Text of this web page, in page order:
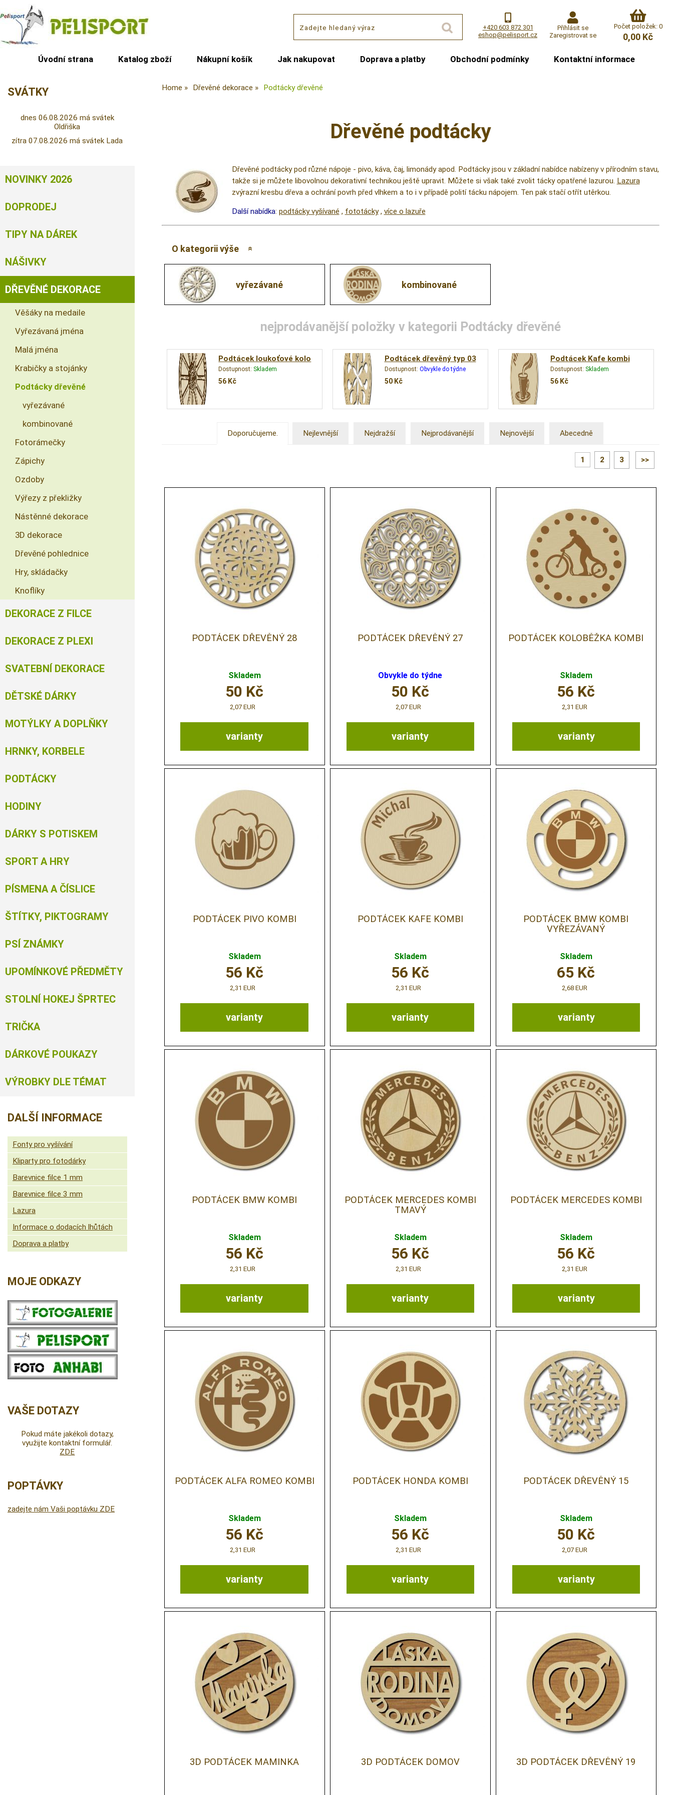
+420 603 872 301
eshop@pelisport.cz
Přihlásit se
Zaregistrovat se
Počet položek: 0
0,00 Kč
Úvodní strana Katalog zboží Nákupní košík Jak nakupovat Doprava a platby Obchodní podmínky Kontaktní informace
Home Dřevěné dekorace Podtácky dřevěné
Dřevěné podtácky
Dřevěné podtácky pod různé nápoje - pivo, káva, čaj, limonády apod. Podtácky jsou v základní nabídce nabízeny v přírodním stavu,
takže si je můžete libovolnou dekorativní technikou ještě upravit. Můžete si však také zvolit tácky opatřené lazurou. Lazura
zvýrazní kresbu dřeva a ochrání povrh před vlhkem a to i v případě polití tácku nápojem. Ten pak stačí otřít utěrkou.
Další nabídka: podtácky vyšívané , fototácky, více o lazuře
O kategorii výše
vyřezávané kombinované
nejprodávanější položky v kategorii Podtácky dřevěné
Podtácek loukoťové kolo
Dostupnost: Skladem
56 Kč
Podtácek dřevěný typ 03
Dostupnost: Obvykle do týdne
50 Kč
Podtácek Kafe kombi
Dostupnost: Skladem
56 Kč
Doporučujeme. Nejlevnější Nejdražší Nejprodávanější Nejnovější Abecedně
1 2 3 >>
PODTÁCEK DŘEVĚNÝ 28
Skladem
varianty
50 Kč
2,07 EUR
PODTÁCEK DŘEVĚNÝ 27
Obvykle do týdne
varianty
50 Kč
2,07 EUR
PODTÁCEK KOLOBĚŽKA KOMBI
Skladem
varianty
56 Kč
2,31 EUR
PODTÁCEK PIVO KOMBI
Skladem
varianty
56 Kč
2,31 EUR
PODTÁCEK KAFE KOMBI
Skladem
varianty
56 Kč
2,31 EUR
PODTÁCEK BMW KOMBI
VYŘEZÁVANÝ
Skladem
varianty
65 Kč
2,68 EUR
PODTÁCEK BMW KOMBI
Skladem
varianty
56 Kč
2,31 EUR
PODTÁCEK MERCEDES KOMBI
TMAVÝ
Skladem
varianty
56 Kč
2,31 EUR
PODTÁCEK MERCEDES KOMBI
Skladem
varianty
56 Kč
2,31 EUR
PODTÁCEK ALFA ROMEO KOMBI
Skladem
varianty
56 Kč
2,31 EUR
PODTÁCEK HONDA KOMBI
Skladem
varianty
56 Kč
2,31 EUR
PODTÁCEK DŘEVĚNÝ 15
Skladem
varianty
50 Kč
2,07 EUR
3D PODTÁCEK MAMINKA 3D PODTÁCEK DOMOV 3D PODTÁCEK DŘEVĚNÝ 19
SVÁTKY
dnes 06.08.2026 má svátek
Oldřiška
zítra 07.08.2026 má svátek Lada
NOVINKY 2026
DOPRODEJ
TIPY NA DÁREK
NÁŠIVKY
DŘEVĚNÉ DEKORACE
Věšáky na medaile
Vyřezávaná jména
Malá jména
Krabičky a stojánky
Podtácky dřevěné
vyřezávané
kombinované
Fotorámečky
Zápichy
Ozdoby
Výřezy z překližky
Nástěnné dekorace
3D dekorace
Dřevěné pohlednice
Hry, skládačky
Knoflíky
DEKORACE Z FILCE
DEKORACE Z PLEXI
SVATEBNÍ DEKORACE
DĚTSKÉ DÁRKY
MOTÝLKY A DOPLŇKY
HRNKY, KORBELE
PODTÁCKY
HODINY
DÁRKY S POTISKEM
SPORT A HRY
PÍSMENA A ČÍSLICE
ŠTÍTKY, PIKTOGRAMY
PSÍ ZNÁMKY
UPOMÍNKOVÉ PŘEDMĚTY
STOLNÍ HOKEJ ŠPRTEC
TRIČKA
DÁRKOVÉ POUKAZY
VÝROBKY DLE TÉMAT
DALŠÍ INFORMACE
Fonty pro vyšívání
Kliparty pro fotodárky
Barevnice filce 1 mm
Barevnice filce 3 mm
Lazura
Informace o dodacích lhůtách
Doprava a platby
MOJE ODKAZY
VAŠE DOTAZY
Pokud máte jakékoli dotazy,
využijte kontaktní formulář.
ZDE
POPTÁVKY
zadejte nám Vaši poptávku ZDE